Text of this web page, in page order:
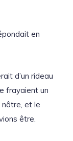
en
d’un rideau
frayaient un
nôtre, et le
être.